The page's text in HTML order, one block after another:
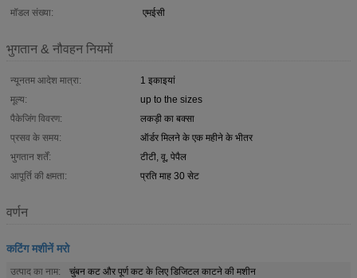
मॉडल संख्या:
एमईसी
भुगतान & नौवहन नियमों
न्यूनतम आदेश मात्रा:
1 इकाइयां
मूल्य:
up to the sizes
पैकेजिंग विवरण:
लकड़ी का बक्सा
प्रसव के समय:
ऑर्डर मिलने के एक महीने के भीतर
भुगतान शर्तें:
टीटी, वू, पेपैल
आपूर्ति की क्षमता:
प्रति माह 30 सेट
वर्णन
कटिंग मशीनें मरो
उत्पाद का नाम:
चुंबन कट और पूर्ण कट के लिए डिजिटल काटने की मशीन